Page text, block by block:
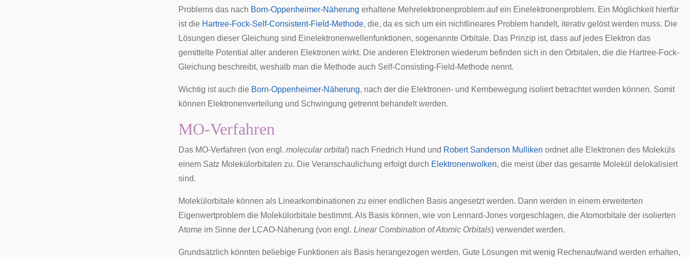
Problems das nach Born-Oppenheimer-Näherung erhaltene Mehrelektronenproblem auf ein Einelektronenproblem. Ein Möglichkeit hierfür
ist die Hartree-Fock-Self-Consistent-Field-Methode, die, da es sich um ein nichtlineares Problem handelt, iterativ gelöst werden muss. Die
Lösungen dieser Gleichung sind Einelektronenwellenfunktionen, sogenannte Orbitale. Das Prinzip ist, dass auf jedes Elektron das
gemittelte Potential aller anderen Elektronen wirkt. Die anderen Elektronen wiederum befinden sich in den Orbitalen, die die Hartree-Fock-
Gleichung beschreibt, weshalb man die Methode auch Self-Consisting-Field-Methode nennt.
Wichtig ist auch die Born-Oppenheimer-Näherung, nach der die Elektronen- und Kernbewegung isoliert betrachtet werden können. Somit
können Elektronenverteilung und Schwingung getrennt behandelt werden.
MO-Verfahren
Das MO-Verfahren (von engl. molecular orbital) nach Friedrich Hund und Robert Sanderson Mulliken ordnet alle Elektronen des Moleküls
einem Satz Molekülorbitalen zu. Die Veranschaulichung erfolgt durch Elektronenwolken, die meist über das gesamte Molekül delokalisiert
sind.
Molekülorbitale können als Linearkombinationen zu einer endlichen Basis angesetzt werden. Dann werden in einem erweiterten
Eigenwertproblem die Molekülorbitale bestimmt. Als Basis können, wie von Lennard-Jones vorgeschlagen, die Atomorbitale der isolierten
Atome im Sinne der LCAO-Näherung (von engl. Linear Combination of Atomic Orbitals) verwendet werden.
Grundsätzlich könnten beliebige Funktionen als Basis herangezogen werden. Gute Lösungen mit wenig Rechenaufwand werden erhalten,